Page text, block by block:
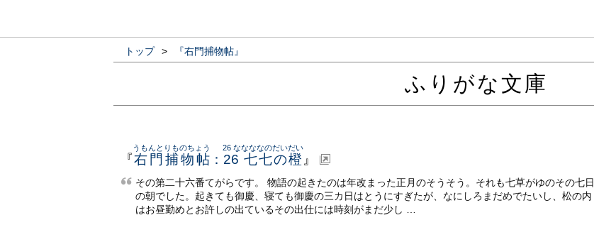
トップ > 『右門捕物帖』
ふりがな文庫
『右門捕物帖
うもんとりものちょう
： 26 七七の橙
26 ななななのだいだい
』
その第二十六番てがらです。 物語の起きたのは年改まった正月のそうそう。それも七草がゆのその七日
の朝でした。起きても御慶、寝ても御慶の三カ日はとうにすぎたが、なにしろまだめでたいし、松の内
はお昼勤めとお許しの出ているその出仕には時刻がまだ少し …